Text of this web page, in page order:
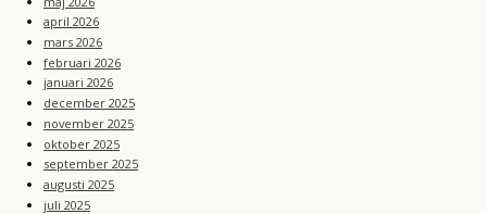
april 2026
mars 2026
februari 2026
januari 2026
december 2025
november 2025
oktober 2025
september 2025
augusti 2025
juli 2025